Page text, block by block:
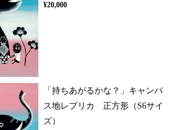
¥20,000
「持ちあがるかな？」キャンバ
ス地レプリカ 正方形（S6サイ
ズ）